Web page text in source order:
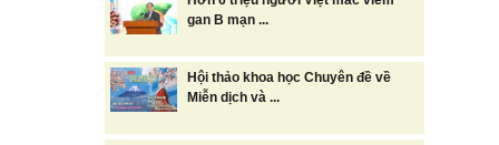
gan B mạn ...
Hội thảo khoa học Chuyên đề về
Miễn dịch và ...